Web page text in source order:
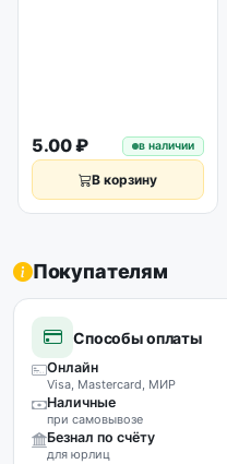
5.00 ₽ в наличии
В корзину
Покупателям
Способы оплаты
Онлайн
Visa, Mastercard, МИР
Наличные
при самовывозе
Безнал по счёту
для юрлиц